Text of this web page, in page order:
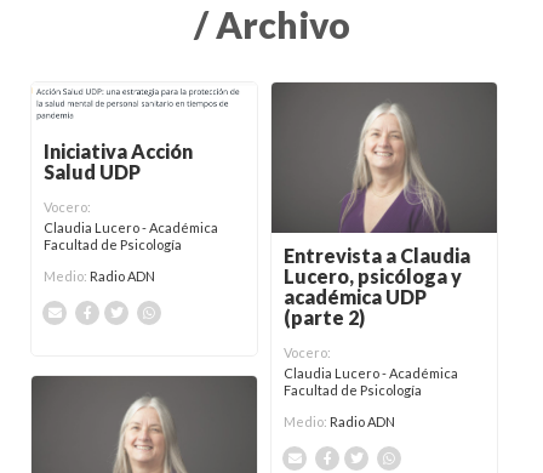
/ Archivo
Iniciativa Acción
Salud UDP
Vocero:
Claudia Lucero - Académica
Facultad de Psicología
Medio: Radio ADN
Entrevista a Claudia
Lucero, psicóloga y
académica UDP
(parte 2)
Vocero:
Claudia Lucero - Académica
Facultad de Psicología
Medio: Radio ADN